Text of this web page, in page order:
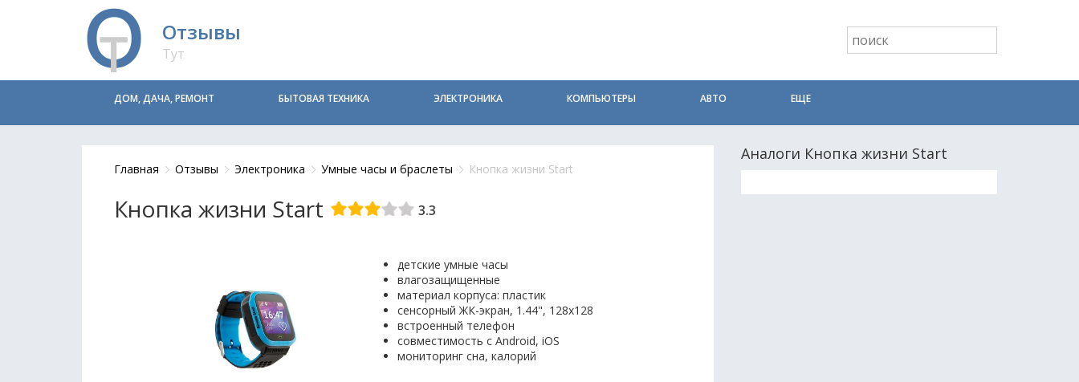
Отзывы
Тут
ДОМ, ДАЧА, РЕМОНТ БЫТОВАЯ ТЕХНИКА ЭЛЕКТРОНИКА КОМПЬЮТЕРЫ АВТО ЕЩЕ
Главная Отзывы Электроника Умные часы и браслеты Кнопка жизни Start
Кнопка жизни Start 3.3
детские умные часы
влагозащищенные
материал корпуса: пластик
сенсорный ЖК-экран, 1.44", 128x128
встроенный телефон
совместимость с Android, iOS
мониторинг сна, калорий
Аналоги Кнопка жизни Start